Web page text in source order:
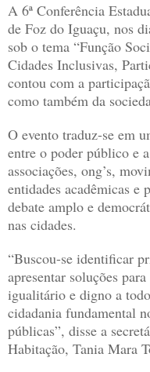
A 6ª Conferência
de Foz do Iguaçu, nos
sob o tema “Função
Cidades Inclusivas,
contou com a
como também da
O evento traduz-se em
entre o poder público e
associações, ong’s,
entidades acadêmicas e
debate amplo e
nas cidades.
“Buscou-se identificar
apresentar soluções
igualitário e digno a
cidadania fundamental
públicas”, disse a
Habitação, Tania Mara